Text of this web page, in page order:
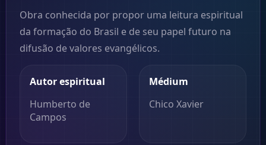
Obra conhecida por propor uma leitura espiritual
da formação do Brasil e de seu papel futuro na
difusão de valores evangélicos.
Autor espiritual
Humberto de
Campos
Médium
Chico Xavier